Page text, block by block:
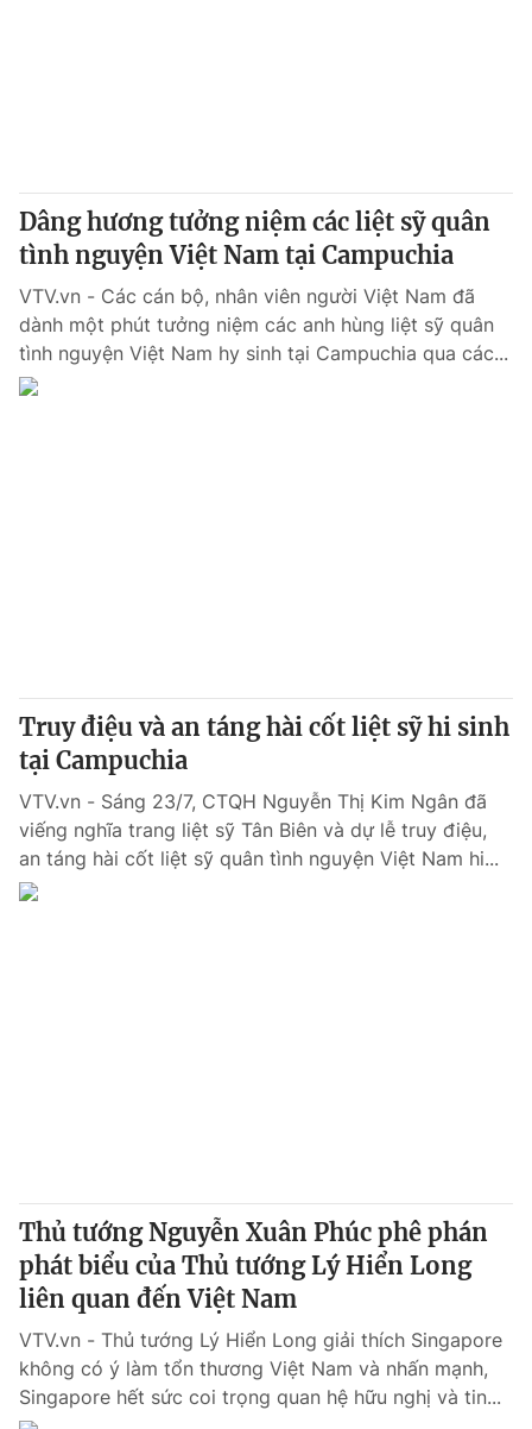
Dâng hương tưởng niệm các liệt sỹ quân
tình nguyện Việt Nam tại Campuchia
VTV.vn - Các cán bộ, nhân viên người Việt Nam đã
dành một phút tưởng niệm các anh hùng liệt sỹ quân
tình nguyện Việt Nam hy sinh tại Campuchia qua các...
Truy điệu và an táng hài cốt liệt sỹ hi sinh
tại Campuchia
VTV.vn - Sáng 23/7, CTQH Nguyễn Thị Kim Ngân đã
viếng nghĩa trang liệt sỹ Tân Biên và dự lễ truy điệu,
an táng hài cốt liệt sỹ quân tình nguyện Việt Nam hi...
Thủ tướng Nguyễn Xuân Phúc phê phán
phát biểu của Thủ tướng Lý Hiển Long
liên quan đến Việt Nam
VTV.vn - Thủ tướng Lý Hiển Long giải thích Singapore
không có ý làm tổn thương Việt Nam và nhấn mạnh,
Singapore hết sức coi trọng quan hệ hữu nghị và tin...